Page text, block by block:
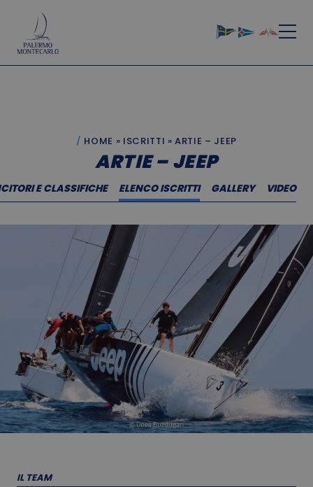
HOME » ISCRITTI »ARTIE – JEEP
ARTIE – JEEP
E CLASSIFICHE ELENCO ISCRITTI GALLERY VIDEO
IL TEAM